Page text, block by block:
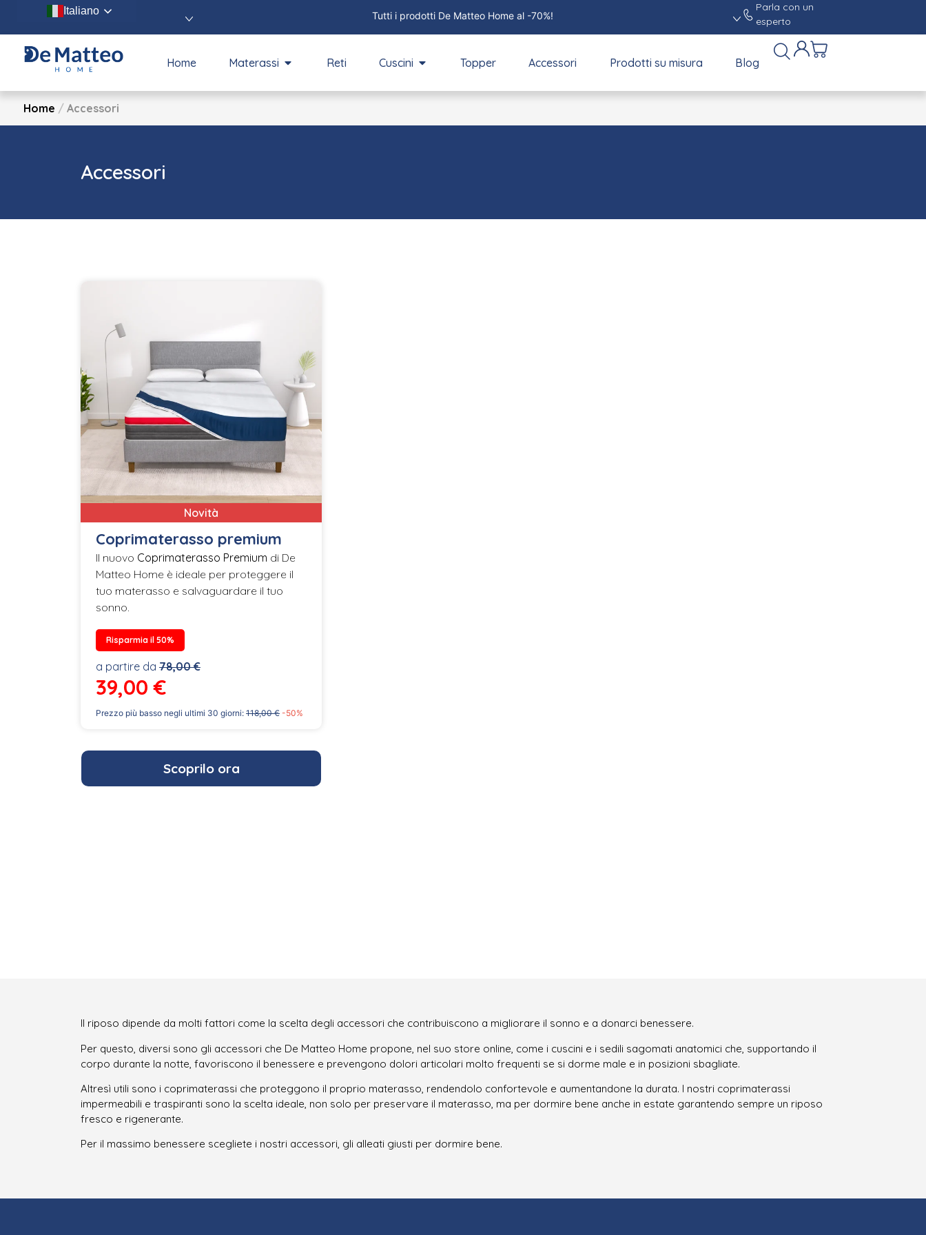
Italiano Tutti i prodotti De Matteo Home al -70%!
Parla con un
esperto
Home Materassi Reti Cuscini Topper Accessori Prodotti su misura Blog
Home / Accessori
Accessori
Novità
Coprimaterasso premium
Il nuovo Coprimaterasso Premium di De
Matteo Home è ideale per proteggere il
tuo materasso e salvaguardare il tuo
sonno.
Risparmia il 50%
a partire da 78,00 €
39,00€
Prezzo più basso negli ultimi 30 giorni: 118,00 € -50%
Scoprilo ora
Il riposo dipende da molti fattori come la scelta degli accessori che contribuiscono a migliorare il sonno e a donarci benessere.
Per questo, diversi sono gli accessori che De Matteo Home propone, nel suo store online, come i cuscini e i sedili sagomati anatomici che, supportando il
corpo durante la notte, favoriscono il benessere e prevengono dolori articolari molto frequenti se si dorme male e in posizioni sbagliate.
Altresì utili sono i coprimaterassi che proteggono il proprio materasso, rendendolo confortevole e aumentandone la durata. I nostri coprimaterassi
impermeabili e traspiranti sono la scelta ideale, non solo per preservare il materasso, ma per dormire bene anche in estate garantendo sempre un riposo
fresco e rigenerante.
Per il massimo benessere scegliete i nostri accessori, gli alleati giusti per dormire bene.